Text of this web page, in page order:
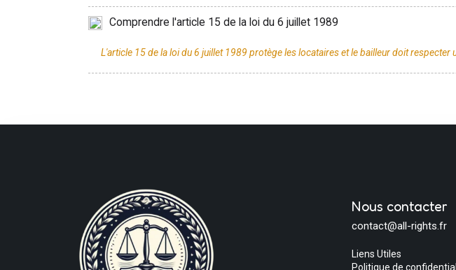
Comprendre l'article 15 de la loi du 6 juillet 1989
Nous contacter
contact@all-rights.fr
Liens Utiles
Politique de